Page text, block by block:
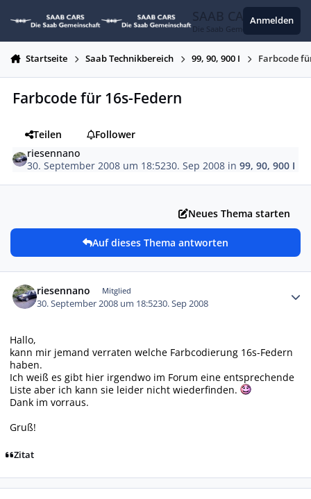
SAAB CARS
Die Saab Gemeinschaft
Anmelden
Startseite Saab Technikbereich 99, 90, 900 I Farbcode
Farbcode für 16s-Federn
Teilen
Follower
riesennano
30. September 2008 um 18:5230. Sep 2008 in99, 90, 900 I
Neues Thema starten
Auf dieses Thema antworten
riesennano Mitglied
30. September 2008 um 18:5230. Sep 2008
Hallo,
kann mir jemand verraten welche Farbcodierung 16s-Federn
haben.
Ich weiß es gibt hier irgendwo im Forum eine entsprechende
Liste aber ich kann sie leider nicht wiederfinden.
Dank im vorraus.
Gruß!
Zitat